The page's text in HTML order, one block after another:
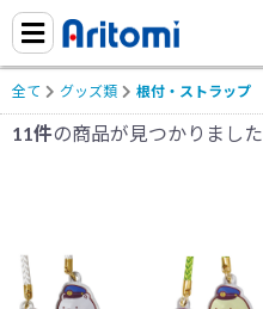
全て グッズ類 根付・ストラップ
11件の商品が見つかりました